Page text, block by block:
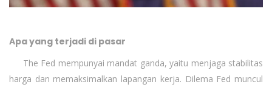
Apa yang terjadi di pasar
The Fed mempunyai mandat ganda, yaitu menjaga stabilitas
harga dan memaksimalkan lapangan kerja. Dilema Fed muncul